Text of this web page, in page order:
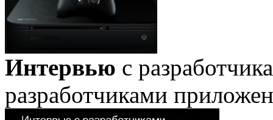
Интервью с
разработчиками